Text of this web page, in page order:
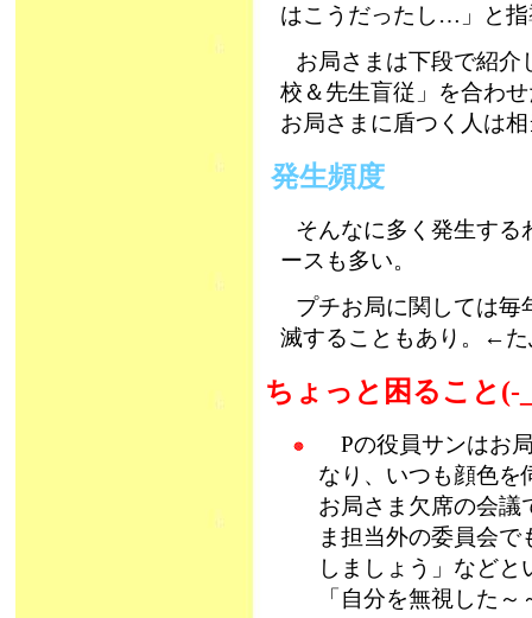
はこうだったし…」と
お局さまは下段で紹介
校＆先生盲従」を合わ
お局さまに盾つく人は
発生頻度
そんなに多く発生する
ースも多い。
プチお局に関しては毎
滅することもあり。←た
ちょっと困ること
Pの役員サンはお
なり、いつも顔色を
お局さま欠席の会議
ま担当外の委員会
しましょう」など
「自分を無視した